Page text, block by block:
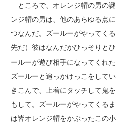
ところで、オレンジ帽の男の
ンジ帽の男は、他のあらゆる点
つなんだ。ズールーがやってく
先だ）彼はなんだかひっそりと
ールーが遊び相手になってくれ
ズールーと追っかけっこをして
きこんで、上着にタッチして鬼
もして。ズールーがやってくる
は皆オレンジ帽をかぶったこの